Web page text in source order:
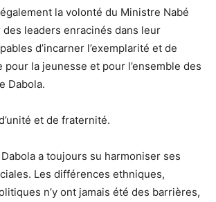
la volonté du Ministre Nabé
des leaders enracinés dans leur
d’incarner l’exemplarité et de
pour la jeunesse et pour l’ensemble des
Dabola.
et de fraternité.
a toujours su harmoniser ses
Les différences ethniques,
n’y ont jamais été des barrières,